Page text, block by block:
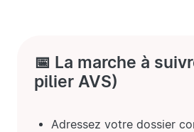
📅 La marche à
pilier AVS)
Adressez votre dossier